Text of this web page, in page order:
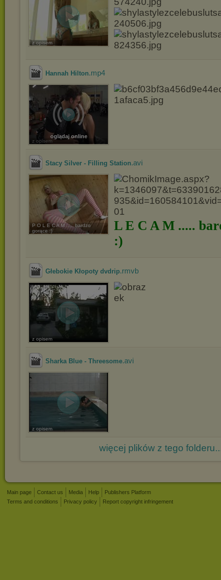
z opisem
Hannah Hilton.mp4
oglądaj online
z opisem
Stacy Silver - Filling Station.avi
P O L E C A M ..... bardzo
gorące :)
L E C A M .....
:)
Głebokie Kłopoty dvdrip.rmvb
z opisem
Sharka Blue - Threesome.avi
z opisem
więcej plików z tego
Main page Contact us Media Help
Publishers Platform
Terms and conditions
Privacy policy Report copyright infringement